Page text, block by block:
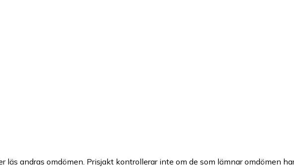
läs andras omdömen. Prisjakt kontrollerar inte om de som lämnar omdömen